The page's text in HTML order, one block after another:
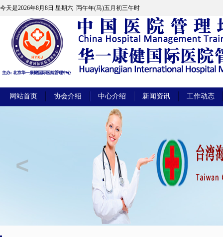
今天是2026年8月8日 星期六 丙午年(马)五月初三午时
网站首页 协会介绍 中心介绍 新闻资讯 工作动态